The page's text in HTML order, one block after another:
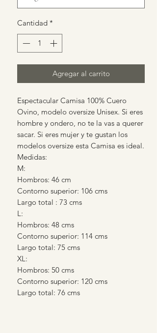
Cantidad *
Agregar al carrito
Espectacular Camisa 100% Cuero
Ovino, modelo oversize Unisex. Si eres
hombre y ondero, no te la vas a querer
sacar. Si eres mujer y te gustan los
modelos oversize esta Camisa es ideal.
Medidas:
M:
Hombros: 46 cm
Contorno superior: 106 cms
Largo total : 73 cms
L:
Hombros: 48 cms
Contorno superior: 114 cms
Largo total: 75 cms
XL:
Hombros: 50 cms
Contorno superior: 120 cms
Largo total: 76 cms